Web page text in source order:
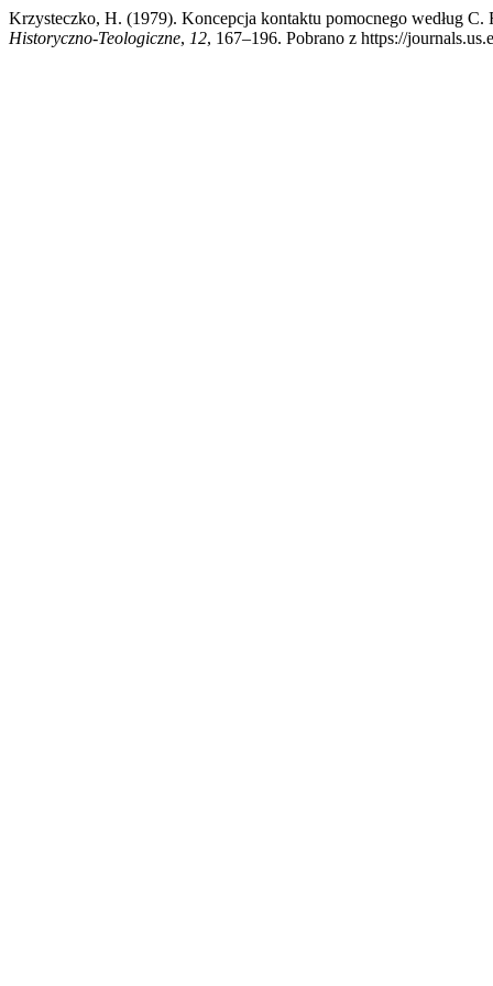
Krzysteczko, H. (1979). Koncepcja kontaktu pomocnego według
Historyczno-Teologiczne, 12, 167–196. Pobrano z https://